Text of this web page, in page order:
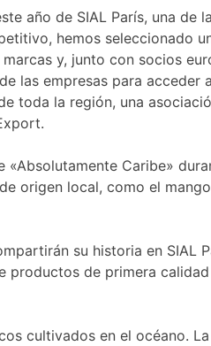
año de SIAL París, una de
hemos seleccionado
y, junto con socios
empresas para acceder
toda la región, una
Caribe»
origen local, como el
su historia en SIAL
de primera
cultivados en el océano.